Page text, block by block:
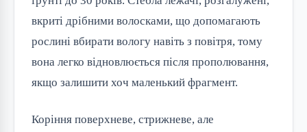
вкриті дрібними волосками, що допомагають
рослині вбирати вологу навіть з повітря, тому
вона легко відновлюється після прополювання,
якщо залишити хоч маленький фрагмент.
Коріння поверхневе, стрижневе, але